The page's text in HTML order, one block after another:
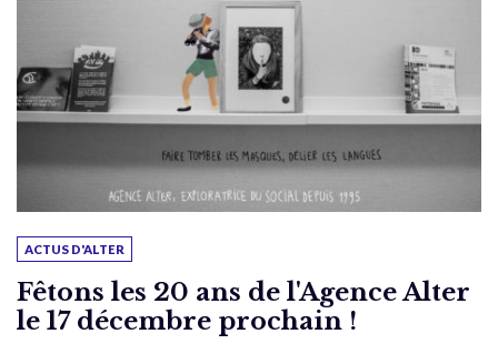
ACTUS D'ALTER
Fêtons les 20 ans de l'Agence Alter
le 17 décembre prochain !